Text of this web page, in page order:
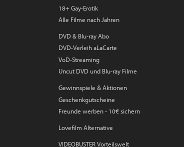
18+ Gay-Erotik
Alle Filme nach Jahren
DVD & Blu-ray Abo
DVD-Verleih aLaCarte
VoD-Streaming
Uncut DVD und Blu-ray Filme
Gewinnspiele & Aktionen
Geschenkgutscheine
Freunde werben - 10€ sichern
Lovefilm Alternative
VIDEOBUSTER Vorteilswelt